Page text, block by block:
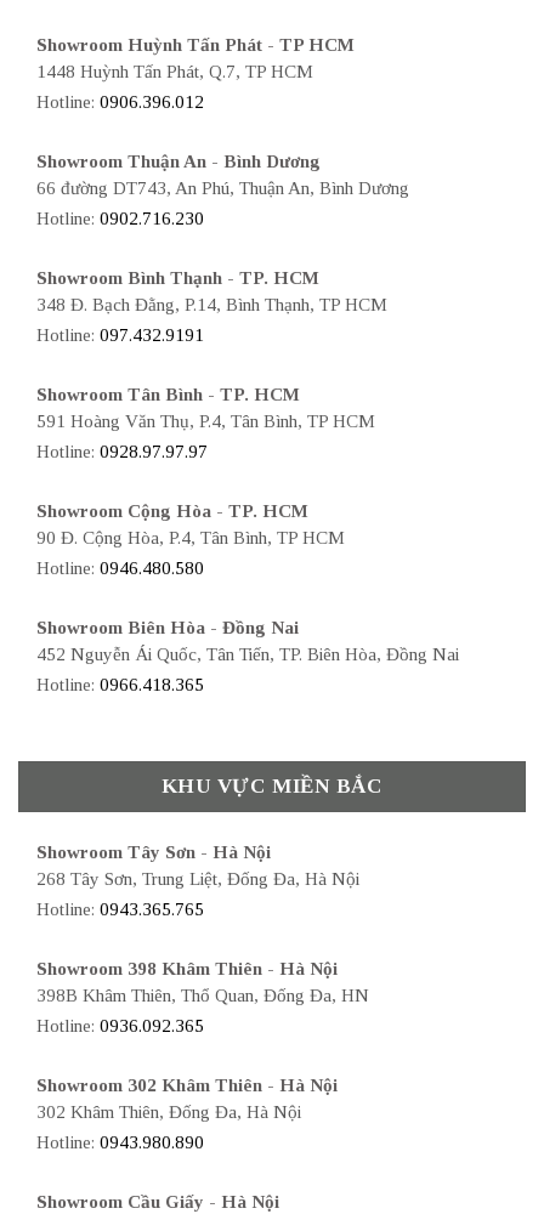
Showroom Huỳnh Tấn Phát - TP HCM
1448 Huỳnh Tấn Phát, Q.7, TP HCM
Hotline: 0906.396.012
Showroom Thuận An - Bình Dương
66 đường DT743, An Phú, Thuận An, Bình Dương
Hotline: 0902.716.230
Showroom Bình Thạnh - TP. HCM
348 Đ. Bạch Đằng, P.14, Bình Thạnh, TP HCM
Hotline: 097.432.9191
Showroom Tân Bình - TP. HCM
591 Hoàng Văn Thụ, P.4, Tân Bình, TP HCM
Hotline: 0928.97.97.97
Showroom Cộng Hòa - TP. HCM
90 Đ. Cộng Hòa, P.4, Tân Bình, TP HCM
Hotline: 0946.480.580
Showroom Biên Hòa - Đồng Nai
452 Nguyễn Ái Quốc, Tân Tiến, TP. Biên Hòa, Đồng Nai
Hotline: 0966.418.365
KHU VỰC MIỀN BẮC
Showroom Tây Sơn - Hà Nội
268 Tây Sơn, Trung Liệt, Đống Đa, Hà Nội
Hotline: 0943.365.765
Showroom 398 Khâm Thiên - Hà Nội
398B Khâm Thiên, Thổ Quan, Đống Đa, HN
Hotline: 0936.092.365
Showroom 302 Khâm Thiên - Hà Nội
302 Khâm Thiên, Đống Đa, Hà Nội
Hotline: 0943.980.890
Showroom Cầu Giấy - Hà Nội